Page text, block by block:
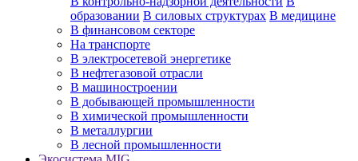
образовании В силовых структурах В медицине
В финансовом секторе
На транспорте
В электросетевой энергетике
В нефтегазовой отрасли
В машиностроении
В добывающей промышленности
В химической промышленности
В металлургии
В лесной промышленности